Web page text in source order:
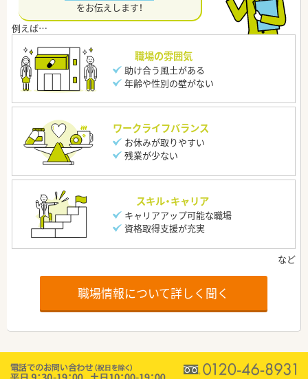
をお伝えします！
職場の雰囲気
助け合う風土がある
年齢や性別の壁がない
ワークライフバランス
お休みが取りやすい
残業が少ない
スキル・キャリア
キャリアアップ可能な職場
資格取得支援が充実
職場情報について詳しく聞く